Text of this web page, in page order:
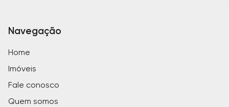
Navegação
Home
Imóveis
Fale conosco
Quem somos